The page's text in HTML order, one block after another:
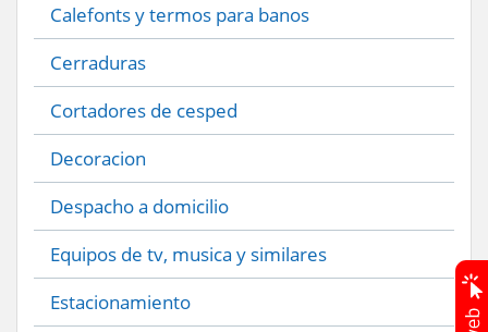
Calefonts y termos para banos
Cerraduras
Cortadores de cesped
Decoracion
Despacho a domicilio
Equipos de tv, musica y similares
Estacionamiento